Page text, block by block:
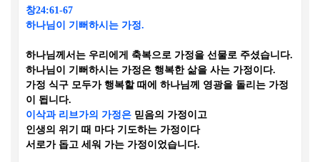
창24:61-67
하나님이 기뻐하시는 가정.
하나님께서는 우리에게 축복으로 가정을 선물로 주셨습니다.
하나님이 기뻐하시는 가정은 행복한 삶을 사는 가정이다.
가정 식구 모두가 행복할 때에 하나님께 영광을 돌리는 가정
이 됩니다.
이삭과 리브가의 가정은 믿음의 가정이고
인생의 위기 때 마다 기도하는 가정이다
서로가 돕고 세워 가는 가정이었습니다.